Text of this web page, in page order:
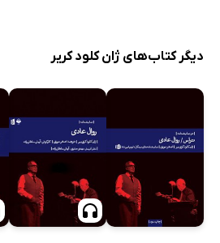
با پاتریس شرو
فرار از خانه
والمون
اشباح گویا / 2008
با گدار
با اوشیما
تولد / 2002 2001
دیگر کتاب‌های ژان کلود کریر